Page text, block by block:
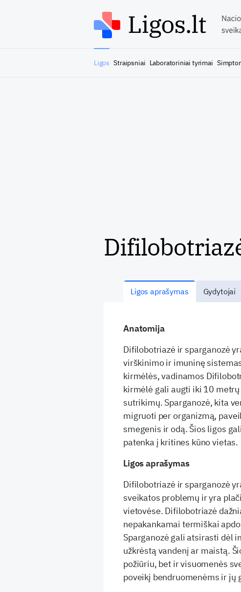
Ligos Straipsniai Laboratoriniai tyrimai
Ligos aprašymas Gydytojai
Anatomija
Difilobotriazė ir sparganozė
virškinimo ir imuninę
kirmėlės, vadinamos
kirmėlė gali augti iki 10
sutrikimų. Sparganozė, kita
migruoti per organizmą,
smegenis ir odą. Šios ligos
patenka į kritines kūno vietas.
Ligos aprašymas
Difilobotriazė ir sparganozė
sveikatos problemų ir yra
vietovėse. Difilobotriazė
nepakankamai termiškai
Sparganozė gali atsirasti dėl
užkrėstą vandenį ar maistą.
požiūriu, bet ir visuomenės
poveikį bendruomenėms ir jų